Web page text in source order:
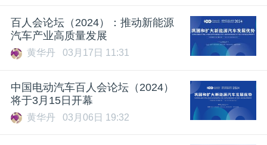
百人会论坛（2024）：推动新能源
汽车产业高质量发展
黄华丹 03月17日 11:31
中国电动汽车百人会论坛（2024）
将于3月15日开幕
黄华丹 03月06日 19:32